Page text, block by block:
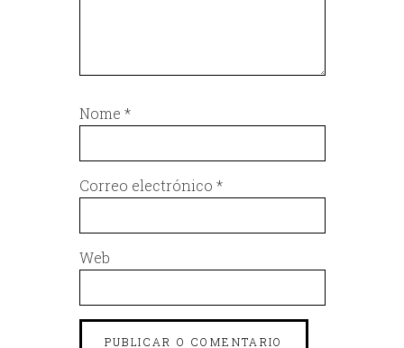
Nome *
Correo electrónico *
Web